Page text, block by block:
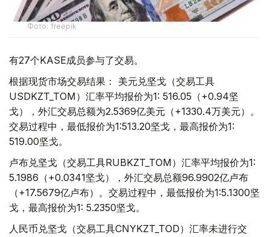
Фото: freepik
有27个KASE成员参与了交易。
根据现货市场交易结果： 美元兑坚戈（交易工具
USDKZT_TOM）汇率平均报价为1: 516.05（+0.94坚
戈），外汇交易总额为2.5369亿美元（+1330.4万美元）。
交易过程中，最低报价为1:513.20坚戈，最高报价为1:
519.00坚戈。
卢布兑坚戈（交易工具RUBKZT_TOM）汇率平均报价为1:
5.1986（+0.0341坚戈），外汇交易总额96.9902亿卢布
（+17.5679亿卢布）。交易过程中，最低报价为1:5.1300坚
戈，最高报价为1: 5.2350坚戈。
人民币兑坚戈（交易工具CNYKZT_TOD）汇率未进行交